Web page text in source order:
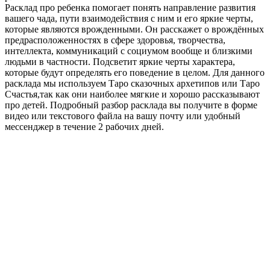
Расклад про ребенка помогает понять направление развития
вашего чада, пути взаимодействия с ним и его яркие черты,
которые являются врожденными. Он расскажет о врождённых
предрасположенностях в сфере здоровья, творчества,
интеллекта, коммуникаций с социумом вообще и близкими
людьми в частности. Подсветит яркие черты характера,
которые будут определять его поведение в целом. Для данного
расклада мы используем Таро сказочных архетипов или Таро
Счастья,так как они наиболее мягкие и хорошо рассказывают
про детей. Подробный разбор расклада вы получите в форме
видео или текстового файла на вашу почту или удобный
мессенджер в течение 2 рабочих дней.